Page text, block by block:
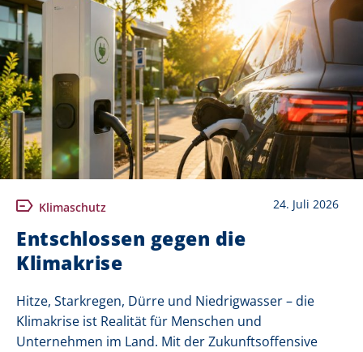
Klimaschutz 24. Juli 2026
Entschlossen gegen die
Klimakrise
Hitze, Starkregen, Dürre und Niedrigwasser – die
Klimakrise ist Realität für Menschen und
Unternehmen im Land. Mit der Zukunftsoffensive